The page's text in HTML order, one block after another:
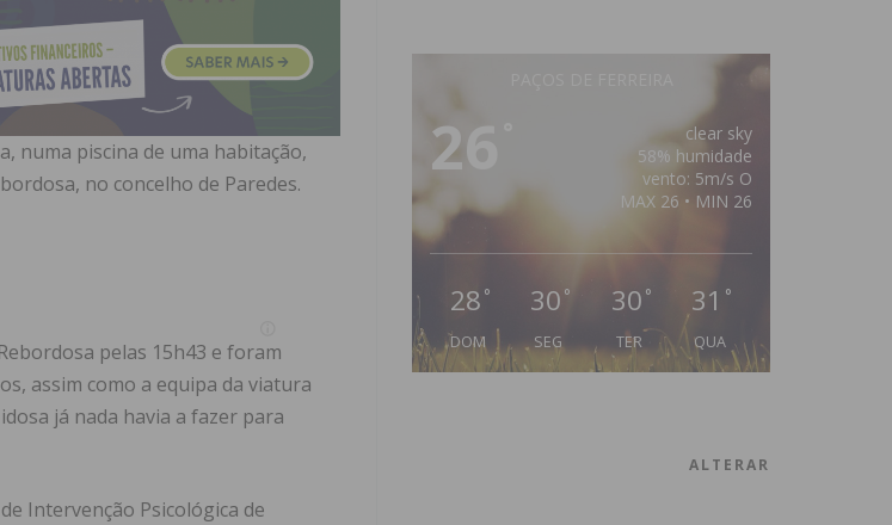
numa piscina de uma habitação,
no concelho de Paredes.
pelas 15h43 e foram
assim como a equipa da viatura
já nada havia a fazer para
Intervenção Psicológica de
26
clear sky
58% humidade
vento: 5m/s O
MAX 26 • MIN 26
28 °
DOM
30 °
SEG
30 °
TER
31 °
QUA
ALTERAR